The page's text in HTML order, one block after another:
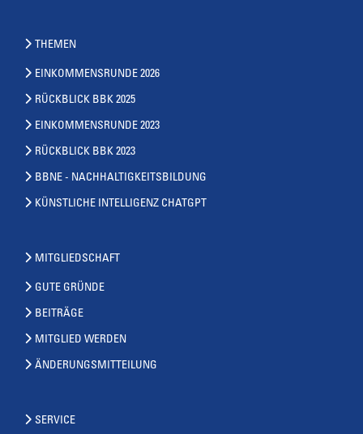
THEMEN
EINKOMMENSRUNDE 2026
RÜCKBLICK BBK 2025
EINKOMMENSRUNDE 2023
RÜCKBLICK BBK 2023
BBNE - NACHHALTIGKEITSBILDUNG
KÜNSTLICHE INTELLIGENZ CHATGPT
MITGLIEDSCHAFT
GUTE GRÜNDE
BEITRÄGE
MITGLIED WERDEN
ÄNDERUNGSMITTEILUNG
SERVICE